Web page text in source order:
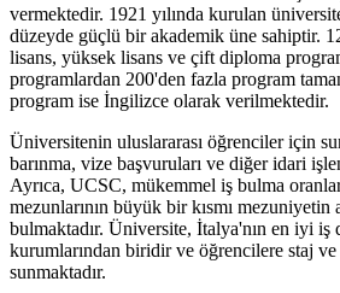
vermektedir. 1921 yılında kurulan
düzeyde güçlü bir akademik üne sahiptir.
lisans, yüksek lisans ve çift diploma
programlardan 200'den fazla program
program ise İngilizce olarak verilmektedir​.
Üniversitenin uluslararası öğrenciler için
barınma, vize başvuruları ve diğer idari
Ayrıca, UCSC, mükemmel iş bulma
mezunlarının büyük bir kısmı mezuniyetin
bulmaktadır​. Üniversite, İtalya'nın en iyi iş
kurumlarından biridir ve öğrencilere staj ve
sunmaktadır.